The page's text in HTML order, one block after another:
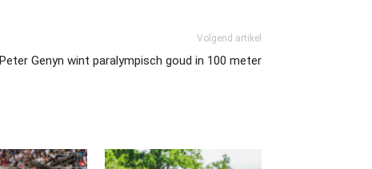
Volgend artikel
Peter Genyn wint paralympisch goud in 100 meter